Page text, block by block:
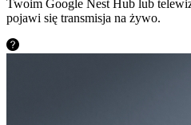
Twoim Google Nest Hub lub
pojawi się transmisja na żywo.